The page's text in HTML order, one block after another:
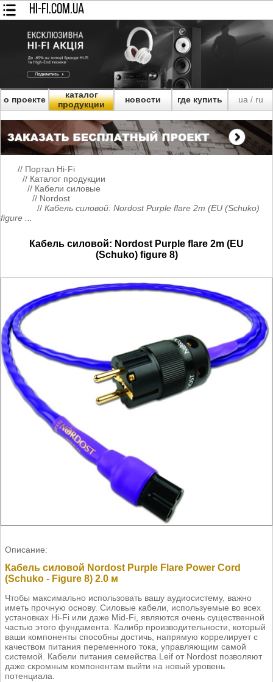
HI-FI.COM.UA
о проекте
каталог
продукции
новости где купить ua/ ru
// Портал Hi-Fi
// Каталог продукции
// Кабели силовые
// Nordost
// Кабель силовой: Nordost Purple flare 2m (EU (Schuko)
figure ...
Кабель силовой: Nordost Purple flare 2m (EU
(Schuko) figure 8)
Описание:
Кабель силовой Nordost Purple Flare Power Cord
(Schuko - Figure 8) 2.0 м
Чтобы максимально использовать вашу аудиосистему, важно
иметь прочную основу. Силовые кабели, используемые во всех
установках Hi-Fi или даже Mid-Fi, являются очень существенной
частью этого фундамента. Калибр производительности, который
ваши компоненты способны достичь, напрямую коррелирует с
качеством питания переменного тока, управляющим самой
системой. Кабели питания семейства Leif от Nordost позволяют
даже скромным компонентам выйти на новый уровень
потенциала.